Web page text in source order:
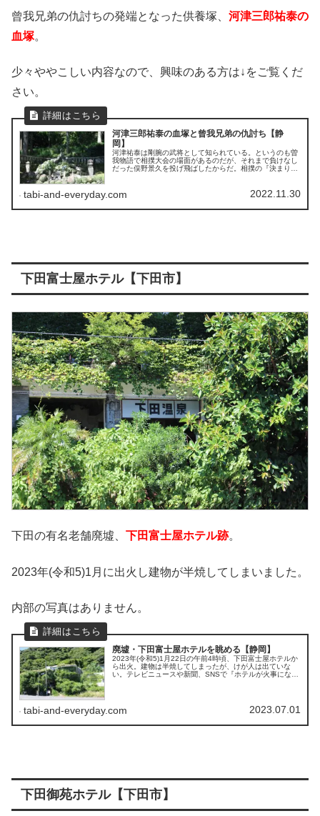
曾我兄弟の仇討ちの発端となった供養塚、 河津三郎祐泰の
血塚。
少々ややこしい内容なので、興味のある方は↓をご覧くだ
さい。
河津三郎祐泰の血塚と曾我兄弟の仇討ち【静
岡】
河津祐泰は剛腕の武将として知られている。というのも曽
我物語で相撲大会の場面があるのだが、それまで負けなし
だった俣野景久を投げ飛ばしたからだ。相撲の『決まり手
tabi-and-everyday.com 2022.11.30
下田富士屋ホテル【下田市】
下田の有名老舗廃墟、 下田富士屋ホテル跡。
2023年(令和5)1月に出火し建物が半焼してしまいました。
内部の写真はありません。
廃墟・下田富士屋ホテルを眺める【静岡】
2023年(令和5)1月22日の午前4時頃、下田富士屋ホテルか
ら出火。建物は半焼してしまったが、けが人は出ていな
い。テレビニュースや新聞、SNSで『ホテルが火事になっ
tabi-and-everyday.com 2023.07.01
下田御苑ホテル【下田市】